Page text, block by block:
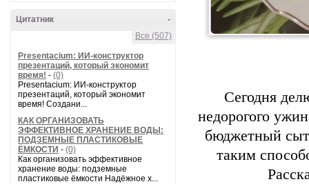
-
Цитатник
Все (507)
Presentacium: ИИ‑конструктор
презентаций, который экономит
время! - (0)
Presentacium: ИИ‑конструктор
презентаций, который экономит
время! Создани...
КАК ОРГАНИЗОВАТЬ
ЭФФЕКТИВНОЕ ХРАНЕНИЕ ВОДЫ:
ПОДЗЕМНЫЕ ПЛАСТИКОВЫЕ
ЁМКОСТИ - (0)
Как организовать эффективное
хранение воды: подземные
пластиковые ёмкости Надёжное х...
Сегодня
недорогого
бюджетный
таким